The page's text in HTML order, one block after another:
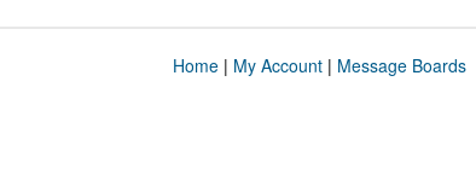
Home| My Account| Message Boards